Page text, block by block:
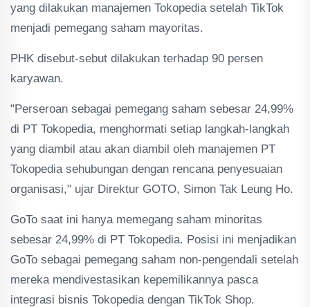
yang dilakukan manajemen Tokopedia setelah TikTok
menjadi pemegang saham mayoritas.
PHK disebut-sebut dilakukan terhadap 90 persen
karyawan.
"Perseroan sebagai pemegang saham sebesar 24,99%
di PT Tokopedia, menghormati setiap langkah-langkah
yang diambil atau akan diambil oleh manajemen PT
Tokopedia sehubungan dengan rencana penyesuaian
organisasi," ujar Direktur GOTO, Simon Tak Leung Ho.
GoTo saat ini hanya memegang saham minoritas
sebesar 24,99% di PT Tokopedia. Posisi ini menjadikan
GoTo sebagai pemegang saham non-pengendali setelah
mereka mendivestasikan kepemilikannya pasca
integrasi bisnis Tokopedia dengan TikTok Shop.